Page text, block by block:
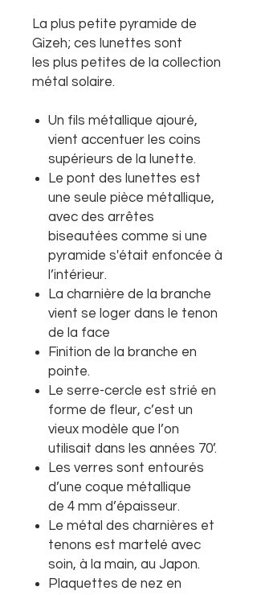
La plus petite pyramide de
Gizeh; ces lunettes sont
les plus petites de la collection
métal solaire.
Un fils métallique ajouré,
vient accentuer les coins
supérieurs de la lunette.
Le pont des lunettes est
une seule pièce métallique,
avec des arrêtes
biseautées comme si une
pyramide s'était enfoncée à
l’intérieur.
La charnière de la branche
vient se loger dans le tenon
de la face
Finition de la branche en
pointe.
Le serre-cercle est strié en
forme de fleur, c’est un
vieux modèle que l’on
utilisait dans les années 70’.
Les verres sont entourés
d’une coque métallique
de 4 mm d’épaisseur.
Le métal des charnières et
tenons est martelé avec
soin, à la main, au Japon.
Plaquettes de nez en